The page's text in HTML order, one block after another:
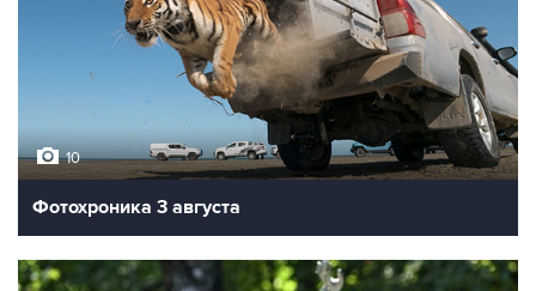
10
Фотохроника 3 августа